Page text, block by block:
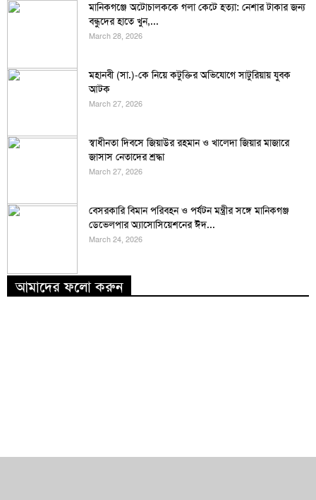
মানিকগঞ্জে অটোচালককে গলা কেটে হত্যা: নেশার টাকার জন্য
বন্ধুদের হাতে খুন,...
March 28, 2026
মহানবী (সা.)-কে নিয়ে কটুক্তির অভিযোগে সাটুরিয়ায় যুবক
আটক
March 27, 2026
স্বাধীনতা দিবসে জিয়াউর রহমান ও খালেদা জিয়ার মাজারে
জাসাস নেতাদের শ্রদ্ধা
March 27, 2026
বেসরকারি বিমান পরিবহন ও পর্যটন মন্ত্রীর সঙ্গে মানিকগঞ্জ
ডেভেলপার অ্যাসোসিয়েশনের ঈদ...
March 24, 2026
আমাদের ফলো করুন